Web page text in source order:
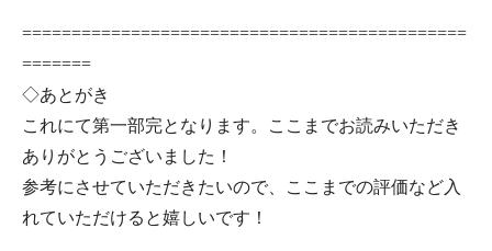
=============================================
=======
◇あとがき
これにて第一部完となります。ここまでお読みいただき
ありがとうございました！
参考にさせていただきたいので、ここまでの評価など入
れていただけると嬉しいです！